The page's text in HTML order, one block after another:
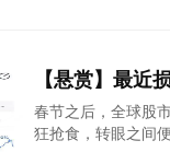
就可以起到管中窥
版本）持续上涨，
【悬赏】最近
春节之后，全球股
狂抢食，转眼之间